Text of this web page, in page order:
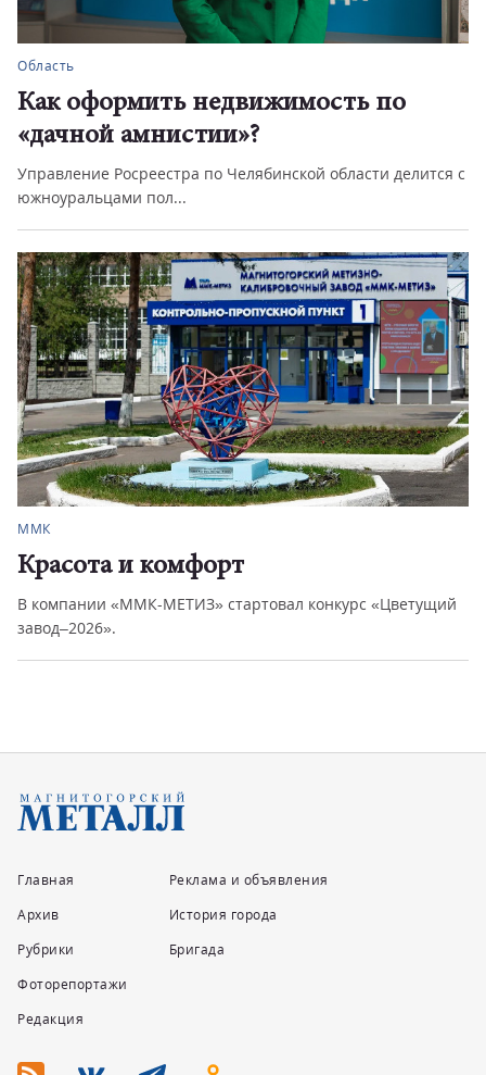
Область
Как оформить недвижимость по
«дачной амнистии»?
Управление Росреестра по Челябинской области делится с
южноуральцами пол...
ММК
Красота и комфорт
В компании «ММК-МЕТИЗ» стартовал конкурс «Цветущий
завод–2026».
Главная
Архив
Рубрики
Фоторепортажи
Редакция
Реклама и объявления
История города
Бригада